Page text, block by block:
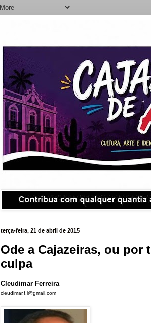
terça-feira, 21 de abril de 2015
Ode a Cajazeiras, ou por
culpa
Cleudimar Ferreira
cleudimar.f.l@gmail.com